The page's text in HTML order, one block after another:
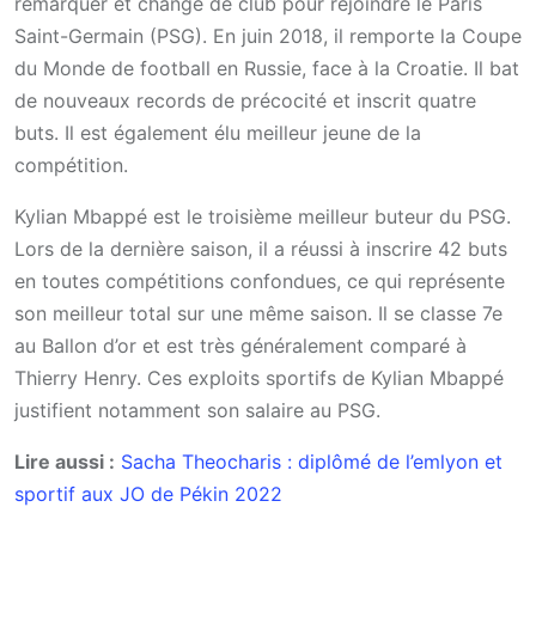
Saint-Germain (PSG). En juin 2018, il remporte la Coupe
du Monde de football en Russie, face à la Croatie. Il bat
de nouveaux records de précocité et inscrit quatre
buts. Il est également élu meilleur jeune de la
compétition.
Kylian Mbappé est le troisième meilleur buteur du PSG.
Lors de la dernière saison, il a réussi à inscrire 42 buts
en toutes compétitions confondues, ce qui représente
son meilleur total sur une même saison. Il se classe 7e
au Ballon d’or et est très généralement comparé à
Thierry Henry. Ces exploits sportifs de Kylian Mbappé
justifient notamment son salaire au PSG.
Lire aussi : Sacha Theocharis : diplômé de l’emlyon et
sportif aux JO de Pékin 2022